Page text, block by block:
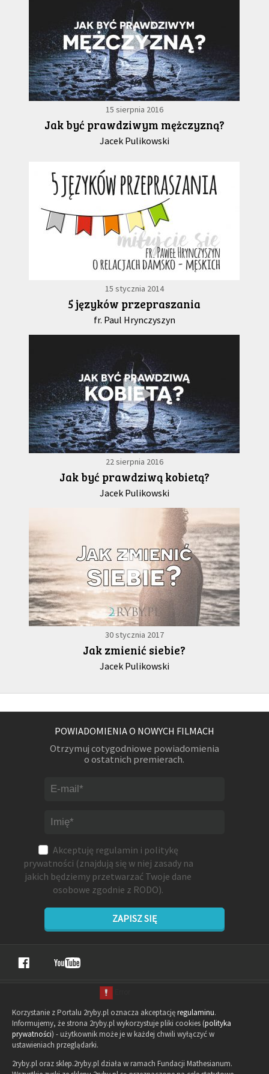
15 sierpnia 2016
Jak być prawdziwym mężczyzną?
Jacek Pulikowski
15 stycznia 2014
5 języków przepraszania
fr. Paul Hrynczyszyn
22 sierpnia 2016
Jak być prawdziwą kobietą?
Jacek Pulikowski
30 stycznia 2017
Jak zmienić siebie?
Jacek Pulikowski
POWIADOMIENIA O NOWYCH FILMACH
Otrzymuj cotygodniowe powiadomienia
o ostatnich premierach.
Akceptuję regulamin i politykę
prywatności (znajdują się w niej zasady na
jakich będziemy przetwarzać Twoje dane
osobowe zgodnie z RODO).
ZAPISZ SIĘ
Korzystanie z Portalu 2ryby.pl oznacza akceptacjęregulaminu.
Informujemy, że strona 2ryby.pl wykorzystuje pliki cookies (polityka
prywatności) - użytkownik może je w każdej chwili wyłączyć w
ustawieniach przeglądarki.
2ryby.pl oraz sklep.2ryby.pl działa w ramach Fundacji Mathesianum.